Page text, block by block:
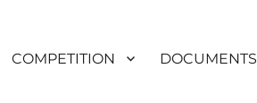
COMPETITION DOCUMENTS